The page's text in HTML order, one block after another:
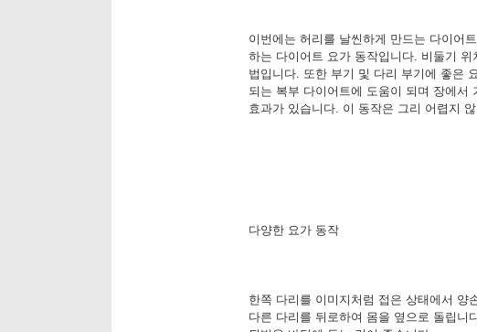
이번에는 허리를 날씬하게 만드는 다이어
하는 다이어트 요가 동작입니다. 비둘기
법입니다. 또한 부기 및 다리 부기에 좋은
되는 복부 다이어트에 도움이 되며 장에서
효과가 있습니다. 이 동작은 그리 어렵지
다양한 요가 동작
한쪽 다리를 이미지처럼 접은 상태에서 양
다른 다리를 뒤로하여 몸을 옆으로 돌립니